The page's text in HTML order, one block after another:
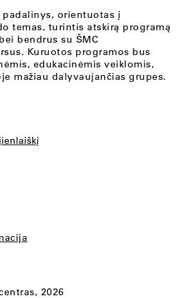
padalinys, orientuotas į
temas, turintis atskirą programą
bendrus su ŠMC
Kuruotos programos bus
edukacinėmis veiklomis,
mažiau dalyvaujančias grupes.
2026